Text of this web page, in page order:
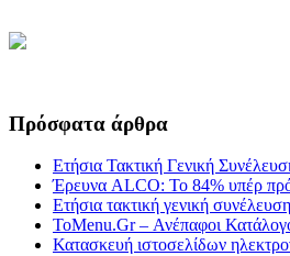
Πρόσφατα άρθρα
Ετήσια Τακτική Γενική
Έρευνα ALCO: Το 84% υπέρ
Ετήσια τακτική γενική
ToMenu.Gr – Ανέπαφοι
Κατασκευή ιστοσελίδων